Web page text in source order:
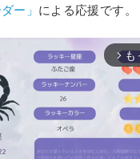
ー」 による応援です。
arrow_forward_ios も